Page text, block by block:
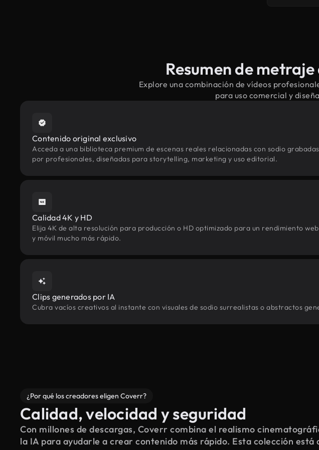
Resumen de
Explore una combinación de vídeos
para uso comercial y
Contenido original exclusivo
Acceda a una biblioteca premium de escenas reales relacionadas con sodio grabadas
por profesionales, diseñadas para storytelling, marketing y uso editorial.
Calidad 4K y HD
Elija 4K de alta resolución para producción o HD optimizado para un rendimiento web
y móvil mucho más rápido.
Clips generados por IA
Cubra vacíos creativos al instante con visuales de sodio surrealistas o abstractos
¿Por qué los creadores eligen Coverr?
Calidad, velocidad y seguridad
Con millones de descargas, Coverr combina el realismo
la IA para ayudarle a crear contenido más rápido. Esta colección está